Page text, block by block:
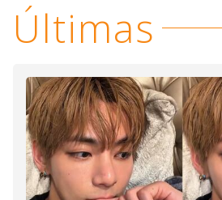
Últimas